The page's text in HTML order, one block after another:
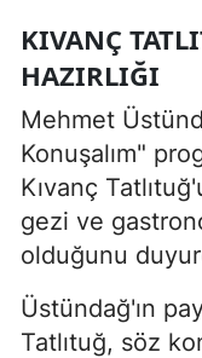
KIVANÇ
HAZIRLIĞI
Mehmet
Konuşalım"
Kıvanç
gezi ve
olduğunu
Üstündağ'ın
Tatlıtuğ, söz